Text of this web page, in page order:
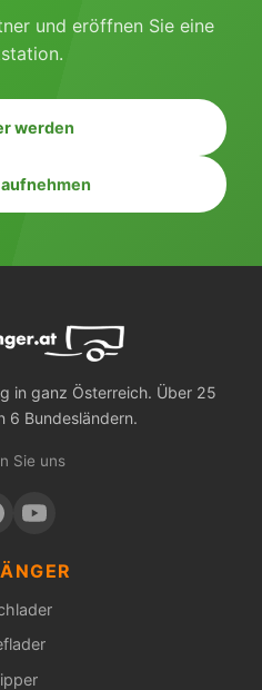
und eröffnen Sie eine
werden
in ganz Österreich. Über 25
6 Bundesländern.
Sie uns